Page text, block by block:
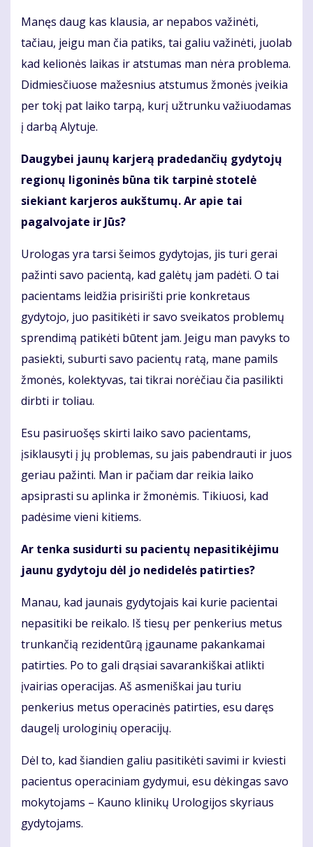
Manęs daug kas klausia, ar nepabos važinėti,
tačiau, jeigu man čia patiks, tai galiu važinėti, juolab
kad kelionės laikas ir atstumas man nėra problema.
Didmiesčiuose mažesnius atstumus žmonės įveikia
per tokį pat laiko tarpą, kurį užtrunku važiuodamas
į darbą Alytuje.
Daugybei jaunų karjerą pradedančių gydytojų
regionų ligoninės būna tik tarpinė stotelė
siekiant karjeros aukštumų. Ar apie tai
pagalvojate ir Jūs?
Urologas yra tarsi šeimos gydytojas, jis turi gerai
pažinti savo pacientą, kad galėtų jam padėti. O tai
pacientams leidžia prisirišti prie konkretaus
gydytojo, juo pasitikėti ir savo sveikatos problemų
sprendimą patikėti būtent jam. Jeigu man pavyks to
pasiekti, suburti savo pacientų ratą, mane pamils
žmonės, kolektyvas, tai tikrai norėčiau čia pasilikti
dirbti ir toliau.
Esu pasiruošęs skirti laiko savo pacientams,
įsiklausyti į jų problemas, su jais pabendrauti ir juos
geriau pažinti. Man ir pačiam dar reikia laiko
apsiprasti su aplinka ir žmonėmis. Tikiuosi, kad
padėsime vieni kitiems.
Ar tenka susidurti su pacientų nepasitikėjimu
jaunu gydytoju dėl jo nedidelės patirties?
Manau, kad jaunais gydytojais kai kurie pacientai
nepasitiki be reikalo. Iš tiesų per penkerius metus
trunkančią rezidentūrą įgauname pakankamai
patirties. Po to gali drąsiai savarankiškai atlikti
įvairias operacijas. Aš asmeniškai jau turiu
penkerius metus operacinės patirties, esu daręs
daugelį urologinių operacijų.
Dėl to, kad šiandien galiu pasitikėti savimi ir kviesti
pacientus operaciniam gydymui, esu dėkingas savo
mokytojams – Kauno klinikų Urologijos skyriaus
gydytojams.